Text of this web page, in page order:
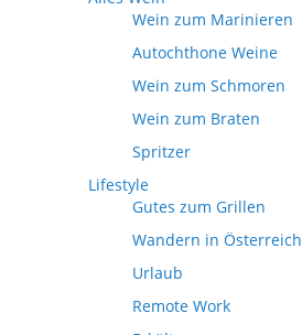
Wein zum Marinieren
Autochthone Weine
Wein zum Schmoren
Wein zum Braten
Spritzer
Lifestyle
Gutes zum Grillen
Wandern in Österreich
Urlaub
Remote Work